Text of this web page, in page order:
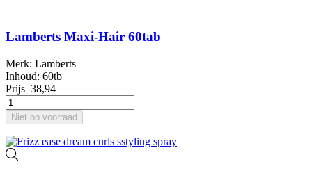
Lamberts Maxi-Hair 60tab
Merk: Lamberts
Inhoud: 60tb
Prijs 38,94
Niet op voorraad